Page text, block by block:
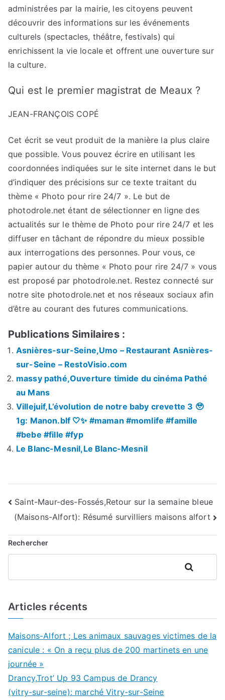
administrées par la mairie, les citoyens peuvent
découvrir des informations sur les événements
culturels (spectacles, théâtre, festivals) qui
enrichissent la vie locale et offrent une ouverture sur
la culture.
Qui est le premier magistrat de Meaux ?
JEAN-FRANÇOIS COPÉ
Cet écrit se veut produit de la manière la plus claire
que possible. Vous pouvez écrire en utilisant les
coordonnées indiquées sur le site internet dans le but
d’indiquer des précisions sur ce texte traitant du
thème « Photo pour rire 24/7 ». Le but de
photodrole.net étant de sélectionner en ligne des
actualités sur le thème de Photo pour rire 24/7 et les
diffuser en tâchant de répondre du mieux possible
aux interrogations des personnes. Pour vous, ce
papier autour du thème « Photo pour rire 24/7 » vous
est proposé par photodrole.net. Restez connecté sur
notre site photodrole.net et nos réseaux sociaux afin
d’être au courant des futures communications.
Publications Similaires :
Asnières-sur-Seine,Umo – Restaurant Asnières-
sur-Seine – RestoVisio.com
massy pathé,Ouverture timide du cinéma Pathé
au Mans
Villejuif,L’évolution de notre baby crevette 3 🥹
1g: Manon.blf 🤍✨ #maman #momlife #famille
#bebe #fille #fyp
Le Blanc-Mesnil,Le Blanc-Mesnil
Navigation
de
l’article
Saint-Maur-des-Fossés,Retour sur la semaine bleue
(Maisons-Alfort): Résumé survilliers maisons alfort
Rechercher
Rechercher
Articles récents
Maisons-Alfort ; Les animaux sauvages victimes de la
canicule : « On a reçu plus de 200 martinets en une
journée »
Drancy,Trot’ Up 93 Campus de Drancy
(vitry-sur-seine): marché Vitry-sur-Seine